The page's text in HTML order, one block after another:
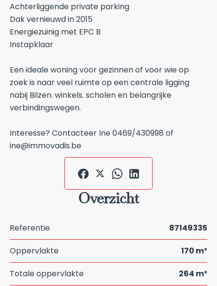
Achterliggende private parking
Dak vernieuwd in 2015
Energiezuinig met EPC B
Instapklaar
Een ideale woning voor gezinnen of voor wie op
zoek is naar veel ruimte op een centrale ligging
nabij Bilzen. winkels. scholen en belangrijke
verbindingswegen.
Interesse? Contacteer Ine 0469/430998 of
ine@immovadis.be
Overzicht
Referentie 87149335
Oppervlakte 170 m²
Totale oppervlakte 264 m²